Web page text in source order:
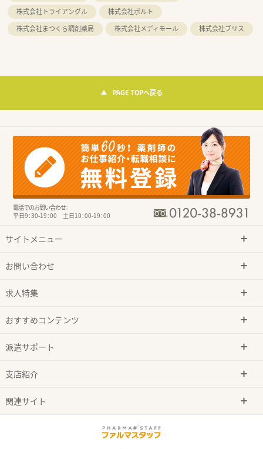
株式会社トライアングル
株式会社ポルト
株式会社まつくら調剤薬局
株式会社メディモール 株式会社ブリス
PAGE TOPへ戻る
電話でのお問い合わせ：
平日9：30-19：00 土日10：00-19：00
サイトメニュー
お問い合わせ
求人特集
おすすめコンテンツ
派遣サポート
支店紹介
関連サイト